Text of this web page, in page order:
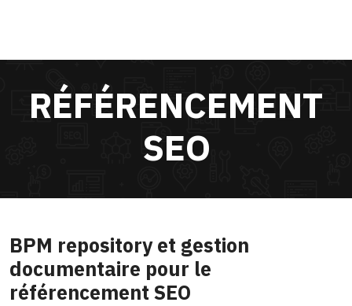
RÉFÉRENCEMENT
SEO
BPM repository et gestion
documentaire pour le
référencement SEO